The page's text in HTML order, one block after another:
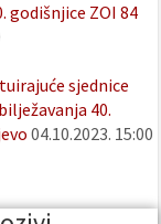
godišnjice ZOI 84
sjednice
40.
04.10.2023. 15:00